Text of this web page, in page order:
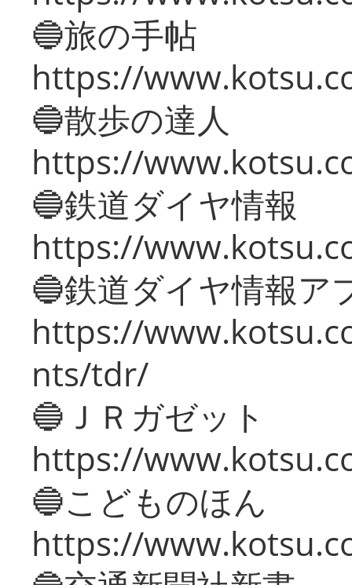
🔵旅の手帖
https://
🔵散歩の達人
https://
🔵鉄道ダイヤ情報
https://
🔵鉄道ダイヤ情報ア
https://
nts/tdr/
🔵ＪＲガゼット
https://
🔵こどものほん
https://